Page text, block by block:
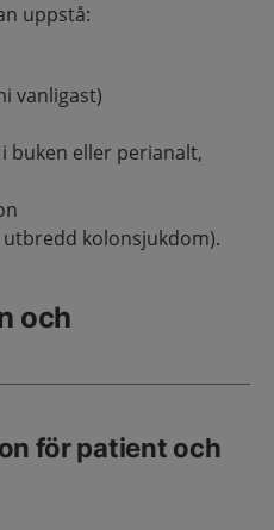
uppstå:
vanligast)
buken eller perianalt,
kolonsjukdom).
och
för patient och